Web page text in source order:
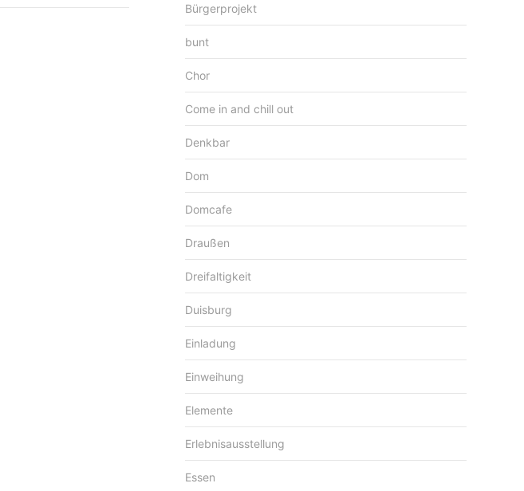
Bürgerprojekt
bunt
Chor
Come in and chill out
Denkbar
Dom
Domcafe
Draußen
Dreifaltigkeit
Duisburg
Einladung
Einweihung
Elemente
Erlebnisausstellung
Essen